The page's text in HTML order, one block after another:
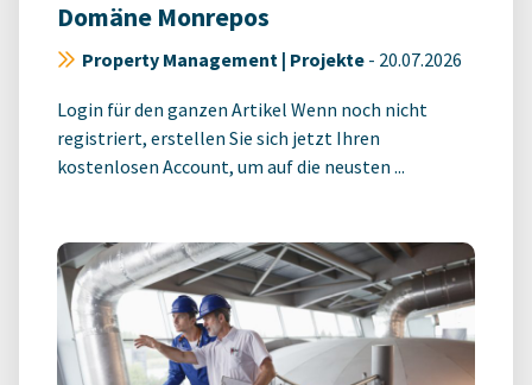
Domäne Monrepos
Property Management | Projekte - 20.07.2026
Login für den ganzen Artikel Wenn noch nicht
registriert, erstellen Sie sich jetzt Ihren
kostenlosen Account, um auf die neusten ...